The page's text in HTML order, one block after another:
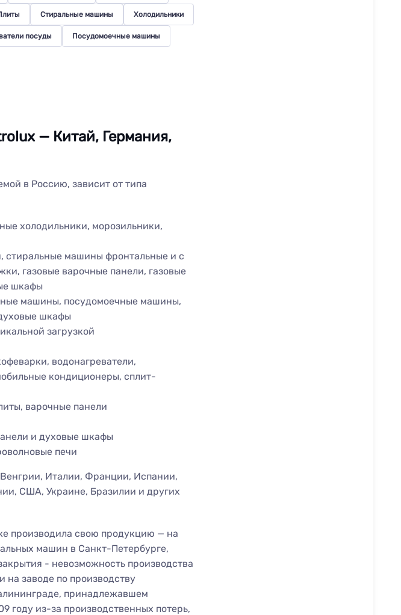
Стиральные машины Холодильники
посуды Посудомоечные машины
— Китай, Германия,
в Россию, зависит от типа
холодильники, морозильники,
машины фронтальные и с
газовые варочные панели, газовые
шкафы
машины, посудомоечные машины,
шкафы
загрузкой
водонагреватели,
кондиционеры, сплит-
варочные панели
и духовые шкафы
печи
Италии, Франции, Испании,
США, Украине, Бразилии и других
производила свою продукцию — на
машин в Санкт-Петербурге,
- невозможность производства
на заводе по производству
принадлежавшем
году из-за производственных потерь,